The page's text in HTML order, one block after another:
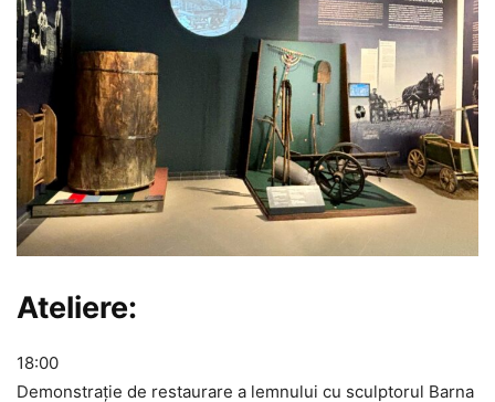
Ateliere:
18:00​
Demonstrație de restaurare a lemnului cu sculptorul Barna